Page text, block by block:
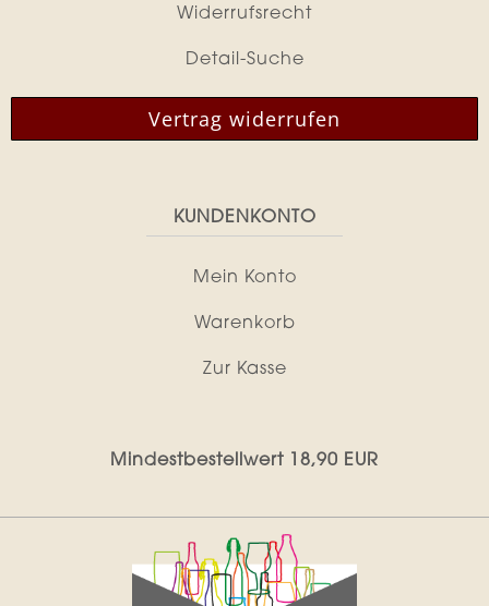
Widerrufsrecht
Detail-Suche
Vertrag widerrufen
KUNDENKONTO
Mein Konto
Warenkorb
Zur Kasse
Mindestbestellwert 18,90 EUR